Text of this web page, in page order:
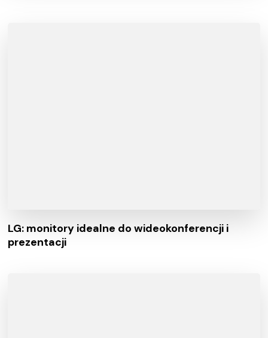
LG: monitory idealne do wideokonferencji i
prezentacji